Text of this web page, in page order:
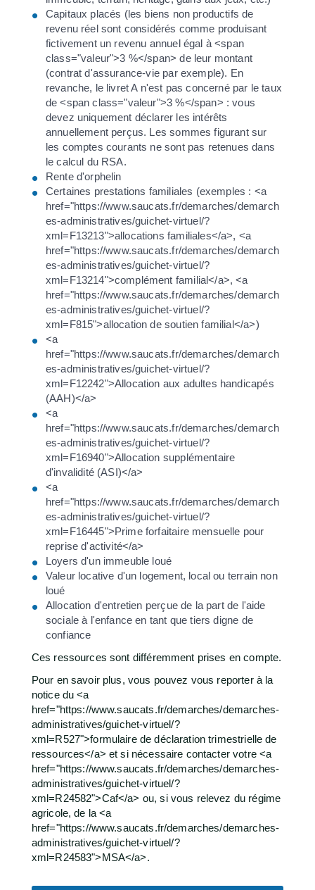
Capitaux placés (les biens non productifs de
revenu réel sont considérés comme produisant
fictivement un revenu annuel égal à <span
class="valeur">3 %</span> de leur montant
(contrat d'assurance-vie par exemple). En
revanche, le livret A n'est pas concerné par le taux
de <span class="valeur">3 %</span> : vous
devez uniquement déclarer les intérêts
annuellement perçus. Les sommes figurant sur
les comptes courants ne sont pas retenues dans
le calcul du RSA.
Rente d'orphelin
Certaines prestations familiales (exemples : <a
href="https://www.saucats.fr/demarches/demarch
es-administratives/guichet-virtuel/?
xml=F13213">allocations familiales</a>, <a
href="https://www.saucats.fr/demarches/demarch
es-administratives/guichet-virtuel/?
xml=F13214">complément familial</a>, <a
href="https://www.saucats.fr/demarches/demarch
es-administratives/guichet-virtuel/?
xml=F815">allocation de soutien familial</a>)
<a
href="https://www.saucats.fr/demarches/demarch
es-administratives/guichet-virtuel/?
xml=F12242">Allocation aux adultes handicapés
(AAH)</a>
<a
href="https://www.saucats.fr/demarches/demarch
es-administratives/guichet-virtuel/?
xml=F16940">Allocation supplémentaire
d'invalidité (ASI)</a>
<a
href="https://www.saucats.fr/demarches/demarch
es-administratives/guichet-virtuel/?
xml=F16445">Prime forfaitaire mensuelle pour
reprise d'activité</a>
Loyers d'un immeuble loué
Valeur locative d'un logement, local ou terrain non
loué
Allocation d'entretien perçue de la part de l'aide
sociale à l'enfance en tant que tiers digne de
confiance
Ces ressources sont différemment prises en compte.
Pour en savoir plus, vous pouvez vous reporter à la
notice du <a
href="https://www.saucats.fr/demarches/demarches-
administratives/guichet-virtuel/?
xml=R527">formulaire de déclaration trimestrielle de
ressources</a> et si nécessaire contacter votre <a
href="https://www.saucats.fr/demarches/demarches-
administratives/guichet-virtuel/?
xml=R24582">Caf</a> ou, si vous relevez du régime
agricole, de la <a
href="https://www.saucats.fr/demarches/demarches-
administratives/guichet-virtuel/?
xml=R24583">MSA</a>.